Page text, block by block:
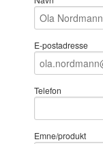
E-postadresse
Telefon
Emne/produkt